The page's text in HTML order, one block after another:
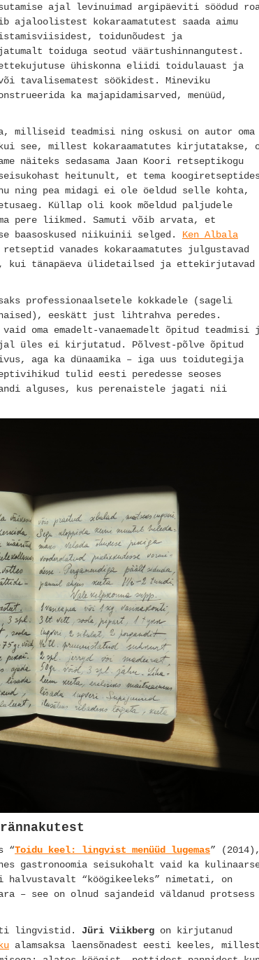
ajal levinuimad argipäeviti söödud
kokaraamatutest saada aimu
toidunõudest ja
toiduga seotud väärtushinnangutest.
ettekujutuse ühiskonna eliidi toidulauast ja
tavalisematest söökidest. Mineviku
ka majapidamisarved, menüüd,
milliseid teadmisi ning oskusi on autor oma
see, millest kokaraamatutes kirjutatakse,
näiteks sedasama Jaan Koori retseptikogu
heitunult, et tema
ning pea midagi ei ole öeldud selle kohta,
Küllap oli kook mõeldud paljudele
pere liikmed. Samuti võib arvata, et
baasoskused niikuinii selged. Ken Albala
vanades kokaraamatutes julgustavad
kui tänapäeva ülidetailsed ja ettekirjutavad
professionaalsetele kokkadele (sageli
naised), eeskätt just lihtrahva peredes.
oma emadelt-vanaemadelt õpitud teadmisi
ajal üles ei kirjutatud. Põlvest-põlve õpitud
aga ka dünaamika – iga uus toidutegija
tulid eesti peredesse seoses
alguses, kus perenaistele jagati nii
“Toidu keel: lingvist menüüd lugemas” (2014),
gastronoomia seisukohalt vaid ka
halvustavalt “köögikeeleks” nimetati, on
– see on olnud sajandeid väldanud protsess
lingvistid. Jüri Viikberg on kirjutanud
alamsaksa laensõnadest eesti keeles, millest